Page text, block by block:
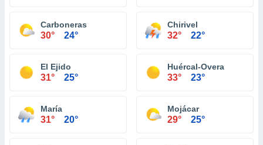
Carboneras
30° 24°
Chirivel
32° 22°
El Ejido
31° 25°
Huércal-Overa
33° 23°
María
31° 20°
Mojácar
29° 25°